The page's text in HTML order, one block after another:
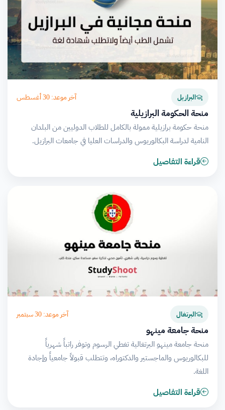
البرازيل آخر موعد: 30 أغسطس
منحة الحكومة البرازيلية
منحة حكومة برازيلية ممولة بالكامل للطلاب الدوليين من البلدان
النامية لدراسة البكالوريوس والدراسات العليا في جامعات البرازيل.
قراءة التفاصيل
البرتغال آخر موعد: 30 سبتمبر
منحة جامعة مينهو
منحة جامعة مينهو البرتغالية تغطي الرسوم وتوفر راتباً شهرياً
للبكالوريوس والماجستير والدكتوراه، وتتطلب قبولاً جامعياً وإجادة
اللغة.
قراءة التفاصيل